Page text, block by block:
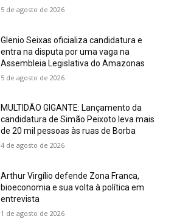
5 de agosto de 2026
Glenio Seixas oficializa candidatura e
entra na disputa por uma vaga na
Assembleia Legislativa do Amazonas
5 de agosto de 2026
MULTIDÃO GIGANTE: Lançamento da
candidatura de Simão Peixoto leva mais
de 20 mil pessoas às ruas de Borba
4 de agosto de 2026
Arthur Virgílio defende Zona Franca,
bioeconomia e sua volta à política em
entrevista
1 de agosto de 2026